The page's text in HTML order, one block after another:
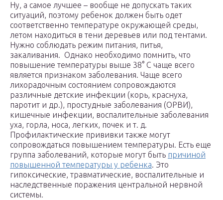
Ну, а самое лучшее – вообще не допускать таких
ситуаций, поэтому ребенок должен быть одет
соответственно температуре окружающей среды,
летом находиться в тени деревьев или под тентами.
Нужно соблюдать режим питания, питья,
закаливания. Однако необходимо помнить, что
повышение температуры выше 38° С чаще всего
является признаком заболевания. Чаще всего
лихорадочным состоянием сопровождаются
различные детские инфекции (корь, краснуха,
паротит и др.), простудные заболевания (ОРВИ),
кишечные инфекции, воспалительные заболевания
уха, горла, носа, легких, почек и т. д.
Профилактические прививки также могут
сопровождаться повышением температуры. Есть еще
группа заболеваний, которые могут быть причиной
повышенной температуры у ребенка. Это
гипоксические, травматические, воспалительные и
наследственные поражения центральной нервной
системы.